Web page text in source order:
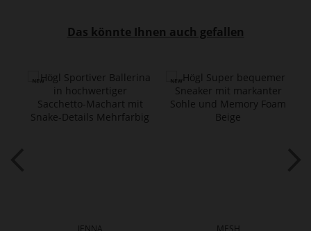
Das könnte Ihnen auch gefallen
JENNA
MESH